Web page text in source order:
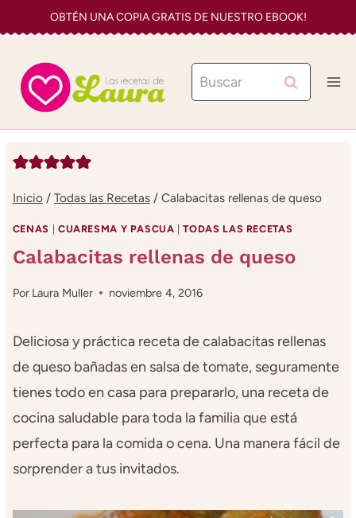
al
contenido
OBTÉN UNA COPIA GRATIS DE NUESTRO EBOOK!
Buscar:
Inicio / Todas las Recetas / Calabacitas rellenas de queso
CENAS CUARESMA Y PASCUA |TODAS LAS RECETAS
Calabacitas rellenas de queso
Por Laura Muller noviembre 4, 2016
Deliciosa y práctica receta de calabacitas rellenas
de queso bañadas en salsa de tomate, seguramente
tienes todo en casa para prepararlo, una receta de
cocina saludable para toda la familia que está
perfecta para la comida o cena. Una manera fácil de
sorprender a tus invitados.